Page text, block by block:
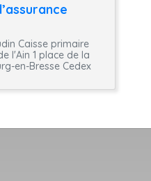
Caisse primaire
l'Ain 1 place de la
en-Bresse Cedex